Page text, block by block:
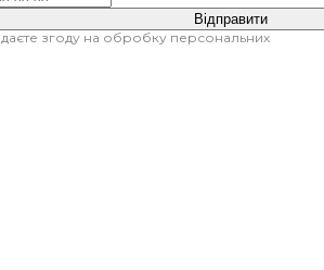
Відправити
згоду на обробку персональних